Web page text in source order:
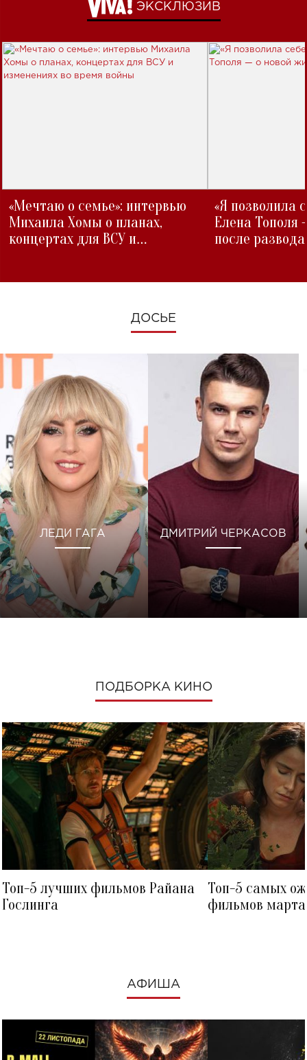
ЭКСКЛЮЗИВ
«Мечтаю о семье»: интервью
Михаила Хомы о планах,
концертах для ВСУ и
«Я позволила
Елена Тополя
после развода
ДОСЬЕ
ЛЕДИ ГАГА ДМИТРИЙ ЧЕРКАСОВ
ПОДБОРКА КИНО
Топ-5 лучших фильмов Райана
Гослинга
Топ-5 самых
фильмов
АФИША